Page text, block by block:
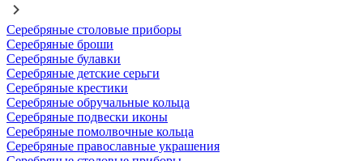
Серебряные столовые приборы
Серебряные броши
Серебряные булавки
Серебряные детские серьги
Серебряные крестики
Серебряные обручальные кольца
Серебряные подвески иконы
Серебряные помолвочные кольца
Серебряные православные украшения